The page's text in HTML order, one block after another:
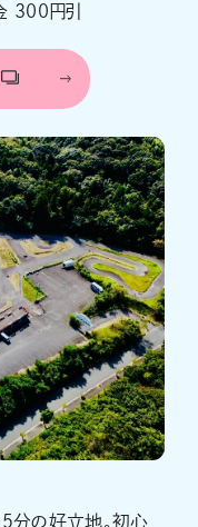
300円引
分の好立地。初心